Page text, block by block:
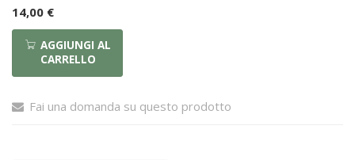
14,00 €
AGGIUNGI AL
CARRELLO
Fai una domanda su questo prodotto